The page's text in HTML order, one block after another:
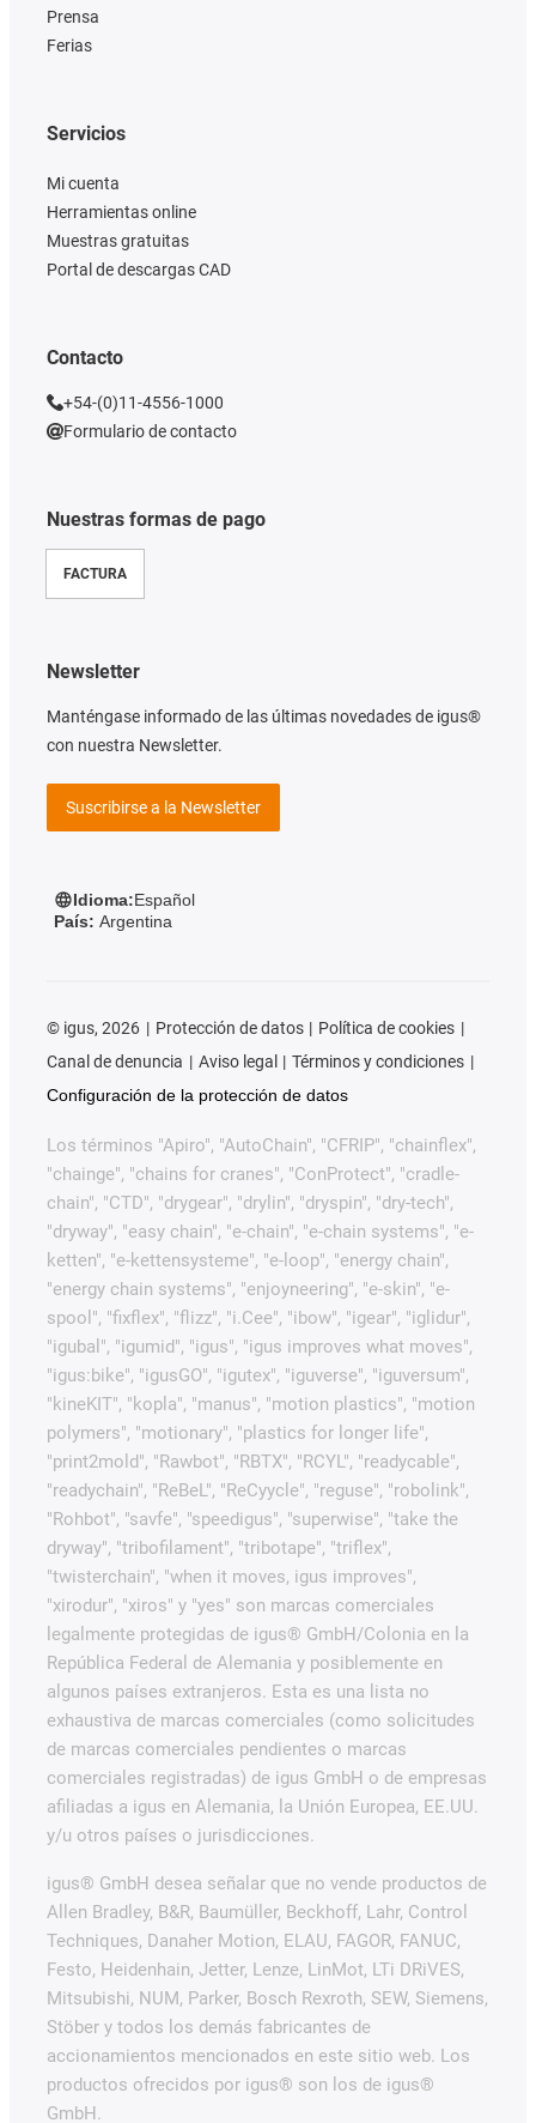
Prensa
Ferias
Nuestras formas de pago
FACTURA
Servicios
Mi cuenta
Herramientas online
Muestras gratuitas
Portal de descargas CAD
Contacto
+54-(0)11-4556-1000
Formulario de contacto
Newsletter
Manténgase informado de las últimas novedades de igus®
con nuestra Newsletter.
Suscribirse a la Newsletter
Idioma:Español
País: Argentina
© igus, 2026 Protección de datos
Política de cookies
Canal de denuncia
Aviso legal
Términos y condiciones
Configuración de la protección de datos
Los términos "Apiro", "AutoChain", "CFRIP", "chainflex",
"chainge", "chains for cranes", "ConProtect", "cradle-
chain", "CTD", "drygear", "drylin", "dryspin", "dry-tech",
"dryway", "easy chain", "e-chain", "e-chain systems", "e-
ketten", "e-kettensysteme", "e-loop", "energy chain",
"energy chain systems", "enjoyneering", "e-skin", "e-
spool", "fixflex", "flizz", "i.Cee", "ibow", "igear", "iglidur",
"igubal", "igumid", "igus", "igus improves what moves",
"igus:bike", "igusGO", "igutex", "iguverse", "iguversum",
"kineKIT", "kopla", "manus", "motion plastics", "motion
polymers", "motionary", "plastics for longer life",
"print2mold", "Rawbot", "RBTX", "RCYL", "readycable",
"readychain", "ReBeL", "ReCyycle", "reguse", "robolink",
"Rohbot", "savfe", "speedigus", "superwise", "take the
dryway", "tribofilament", "tribotape", "triflex",
"twisterchain", "when it moves, igus improves",
"xirodur", "xiros" y "yes" son marcas comerciales
legalmente protegidas de igus® GmbH/Colonia en la
República Federal de Alemania y posiblemente en
algunos países extranjeros. Esta es una lista no
exhaustiva de marcas comerciales (como solicitudes
de marcas comerciales pendientes o marcas
comerciales registradas) de igus GmbH o de empresas
afiliadas a igus en Alemania, la Unión Europea, EE.UU.
y/u otros países o jurisdicciones.
igus® GmbH desea señalar que no vende productos de
Allen Bradley, B&R, Baumüller, Beckhoff, Lahr, Control
Techniques, Danaher Motion, ELAU, FAGOR, FANUC,
Festo, Heidenhain, Jetter, Lenze, LinMot, LTi DRiVES,
Mitsubishi, NUM, Parker, Bosch Rexroth, SEW, Siemens,
Stöber y todos los demás fabricantes de
accionamientos mencionados en este sitio web. Los
productos ofrecidos por igus® son los de igus®
GmbH.